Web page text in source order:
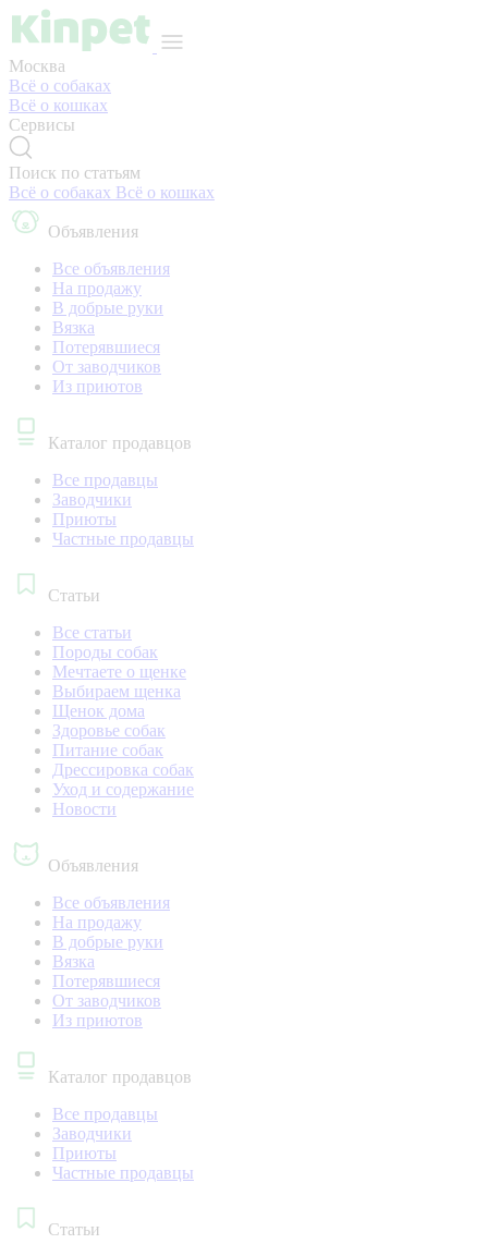
Москва
Всё о собаках
Всё о кошках
Сервисы
Поиск по статьям
Всё о собаках Всё о кошках
Объявления
Все объявления
На продажу
В добрые руки
Вязка
Потерявшиеся
От заводчиков
Из приютов
Каталог продавцов
Все продавцы
Заводчики
Приюты
Частные продавцы
Статьи
Все статьи
Породы собак
Мечтаете о щенке
Выбираем щенка
Щенок дома
Здоровье собак
Питание собак
Дрессировка собак
Уход и содержание
Новости
Объявления
Все объявления
На продажу
В добрые руки
Вязка
Потерявшиеся
От заводчиков
Из приютов
Каталог продавцов
Все продавцы
Заводчики
Приюты
Частные продавцы
Статьи